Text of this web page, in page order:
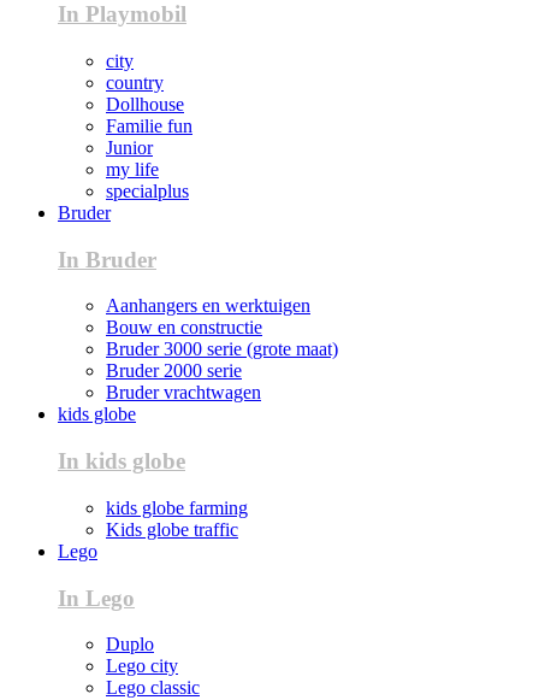
In Playmobil
city
country
Dollhouse
Familie fun
Junior
my life
specialplus
Bruder
In Bruder
Aanhangers en werktuigen
Bouw en constructie
Bruder 3000 serie (grote maat)
Bruder 2000 serie
Bruder vrachtwagen
kids globe
In kids globe
kids globe farming
Kids globe traffic
Lego
In Lego
Duplo
Lego city
Lego classic